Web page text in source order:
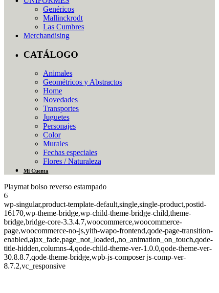
Genéricos
Mallinckrodt
Las Cumbres
Merchandising
CATÁLOGO
Animales
Geométricos y Abstractos
Home
Novedades
Transportes
Juguetes
Personajes
Color
Murales
Fechas especiales
Flores / Naturaleza
Mi Cuenta
Playmat bolso reverso estampado
6
wp-singular,product-template-default,single,single-product,postid-
16170,wp-theme-bridge,wp-child-theme-bridge-child,theme-
bridge,bridge-core-3.3.4.7,woocommerce,woocommerce-
page,woocommerce-no-js,yith-wapo-frontend,qode-page-transition-
enabled,ajax_fade,page_not_loaded,,no_animation_on_touch,qode-
title-hidden,columns-4,qode-child-theme-ver-1.0.0,qode-theme-ver-
30.8.8.7,qode-theme-bridge,wpb-js-composer js-comp-ver-
8.7.2,vc_responsive